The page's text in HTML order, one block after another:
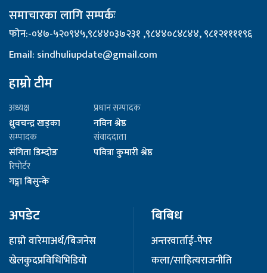
समाचारका लागि सम्पर्कः
फोन:-०४७-५२०९४५,९८४४०३७२३१ ,९८४४०८४८४४, ९८१२११११९६
Email: sindhuliupdate@gmail.com
हाम्रो टीम
अध्यक्ष
ध्रुवचन्द्र खड्का
प्रधान सम्पादक
नविन श्रेष्ठ
सम्पादक
संगिता डिम्दोङ
संवाददाता
पवित्रा कुमारी श्रेष्ठ
रिपोर्टर
गङ्गा बिसुन्के
अपडेट
हाम्रो वारेमाअर्थ/बिजनेस
खेलकुदप्रविधिभिडियो
बिबिध
अन्तरवार्ताई-पेपर
कला/साहित्यराजनीति